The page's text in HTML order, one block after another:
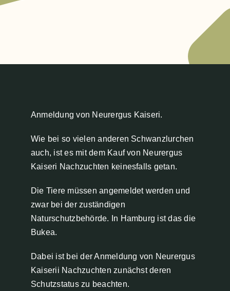
Anmeldung von Neurergus Kaiseri.
Wie bei so vielen anderen Schwanzlurchen
auch, ist es mit dem Kauf von Neurergus
Kaiseri Nachzuchten keinesfalls getan.
Die Tiere müssen angemeldet werden und
zwar bei der zuständigen
Naturschutzbehörde. In Hamburg ist das die
Bukea.
Dabei ist bei der Anmeldung von Neurergus
Kaiserii Nachzuchten zunächst deren
Schutzstatus zu beachten.